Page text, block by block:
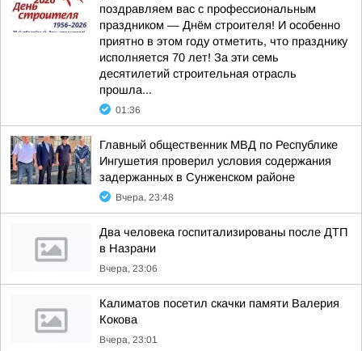
поздравляем вас с профессиональным
праздником — Днём строителя! И особенно
приятно в этом году отметить, что празднику
исполняется 70 лет! За эти семь
десятилетий строительная отрасль
прошла...
01:36
Главный общественник МВД по Республике
Ингушетия проверил условия содержания
задержанных в Сунженском районе
Вчера, 23:48
Два человека госпитализированы после ДТП
в Назрани
Вчера, 23:06
Калиматов посетил скачки памяти Валерия
Кокова
Вчера, 23:01